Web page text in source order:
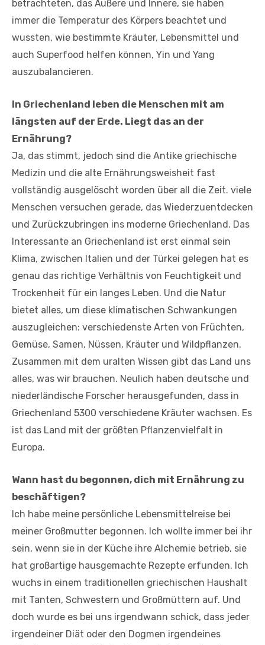
betrachteten, das Äußere und Innere, sie haben
immer die Temperatur des Körpers beachtet und
wussten, wie bestimmte Kräuter, Lebensmittel und
auch Superfood helfen können, Yin und Yang
auszubalancieren.
In Griechenland leben die Menschen mit am
längsten auf der Erde. Liegt das an der
Ernährung?
Ja, das stimmt, jedoch sind die Antike griechische
Medizin und die alte Ernährungsweisheit fast
vollständig ausgelöscht worden über all die Zeit. viele
Menschen versuchen gerade, das Wiederzuentdecken
und Zurückzubringen ins moderne Griechenland. Das
Interessante an Griechenland ist erst einmal sein
Klima, zwischen Italien und der Türkei gelegen hat es
genau das richtige Verhältnis von Feuchtigkeit und
Trockenheit für ein langes Leben. Und die Natur
bietet alles, um diese klimatischen Schwankungen
auszugleichen: verschiedenste Arten von Früchten,
Gemüse, Samen, Nüssen, Kräuter und Wildpflanzen.
Zusammen mit dem uralten Wissen gibt das Land uns
alles, was wir brauchen. Neulich haben deutsche und
niederländische Forscher herausgefunden, dass in
Griechenland 5300 verschiedene Kräuter wachsen. Es
ist das Land mit der größten Pflanzenvielfalt in
Europa.
Wann hast du begonnen, dich mit Ernährung zu
beschäftigen?
Ich habe meine persönliche Lebensmittelreise bei
meiner Großmutter begonnen. Ich wollte immer bei ihr
sein, wenn sie in der Küche ihre Alchemie betrieb, sie
hat großartige hausgemachte Rezepte erfunden. Ich
wuchs in einem traditionellen griechischen Haushalt
mit Tanten, Schwestern und Großmüttern auf. Und
doch wurde es bei uns irgendwann schick, dass jeder
irgendeiner Diät oder den Dogmen irgendeines